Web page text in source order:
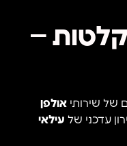
–
של שירותי אולפן
עדכני של עילאי